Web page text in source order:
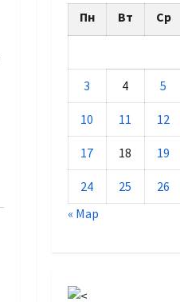
Пн Вт Ср
3 4 5
10 11 12
17 18 19
24 25 26
« Мар